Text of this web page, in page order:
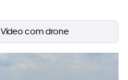
Vídeo com drone